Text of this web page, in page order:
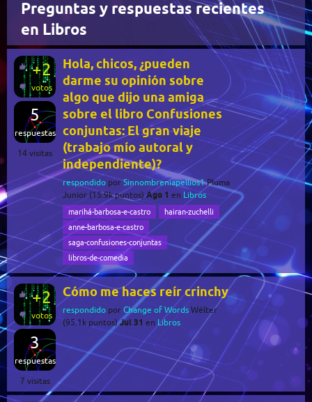
Preguntas y respuestas recientes
en Libros
+2
votos
5
respuestas
14 visitas
Hola, chicos, ¿pueden
darme su opinión sobre
algo que dijo una amiga
sobre el libro Confusiones
conjuntas: El gran viaje
(trabajo mío autoral y
independiente)?
respondido porSinnombreniapellios1 Pluma
Junior (15.9kpuntos) Ago 1 en Libros
marihá-barbosa-e-castro
hairan-zuchelli
anne-barbosa-e-castro
saga-confusiones-conjuntas
libros-de-comedia
+2
votos
3
respuestas
7 visitas
Cómo me haces reír crinchy
respondido por Change of Words Wélter
(95.1k puntos) Jul 31 en Libros